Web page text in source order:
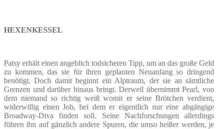
HEXENKESSEL
Patsy erhält einen angeblich todsicheren Tipp, um an das große Geld
zu kommen, das sie für ihren geplanten Neuanfang so dringend
benötigt. Doch damit beginnt ein Alptraum, der sie an sämtliche
Grenzen und darüber hinaus bringt. Derweil übernimmt Pearl, von
dem niemand so richtig weiß womit er seine Brötchen verdient,
widerwillig einen Job, bei dem er eigentlich nur eine abgängige
Broadway-Diva finden soll. Seine Nachforschungen allerdings
führen ihn auf gänzlich andere Spuren, die umso heißer werden, je